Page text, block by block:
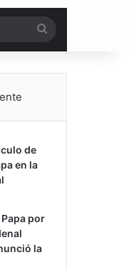
por
de
en la
por
la